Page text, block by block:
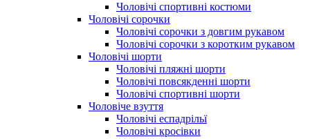
Чоловічі спортивні костюми
Чоловічі сорочки
Чоловічі сорочки з довгим рукавом
Чоловічі сорочки з коротким рукавом
Чоловічі шорти
Чоловічі пляжні шорти
Чоловічі повсякденні шорти
Чоловічі спортивні шорти
Чоловіче взуття
Чоловічі еспадрільї
Чоловічі кросівки